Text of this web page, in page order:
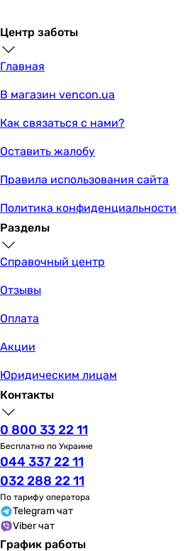
Центр заботы
Главная
В магазин vencon.ua
Как связаться с нами?
Оставить жалобу
Правила использования сайта
Политика конфиденциальности
Разделы
Справочный центр
Отзывы
Оплата
Акции
Юридическим лицам
Контакты
0 800 33 22 11
Бесплатно по Украине
044 337 22 11
032 288 22 11
По тарифу оператора
Telegram чат
Viber чат
График работы